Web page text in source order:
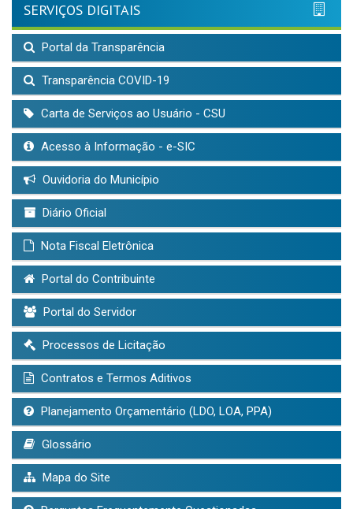
SERVIÇOS DIGITAIS
Portal da Transparência
Transparência COVID-19
Carta de Serviços ao Usuário - CSU
Acesso à Informação - e-SIC
Ouvidoria do Município
Diário Oficial
Nota Fiscal Eletrônica
Portal do Contribuinte
Portal do Servidor
Processos de Licitação
Contratos e Termos Aditivos
Planejamento Orçamentário (LDO, LOA, PPA)
Glossário
Mapa do Site